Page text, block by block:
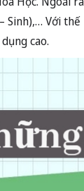
Sinh),… Với
cao.